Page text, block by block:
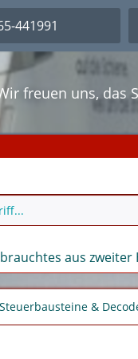
441991
freuen uns, das
im
freuen uns, das
im
aus zweiter
&